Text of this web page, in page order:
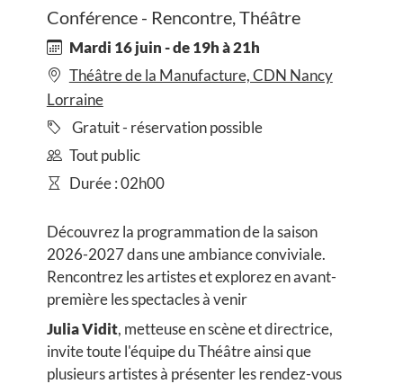
Conférence - Rencontre, Théâtre
Mardi 16 juin - de 19h à 21h
Théâtre de la Manufacture, CDN Nancy
Lorraine
Gratuit - réservation possible
Tout public
Durée : 02h00
Découvrez la programmation de la saison
2026-2027 dans une ambiance conviviale.
Rencontrez les artistes et explorez en avant-
première les spectacles à venir
Julia Vidit, metteuse en scène et directrice,
invite toute l'équipe du Théâtre ainsi que
plusieurs artistes à présenter les rendez-vous